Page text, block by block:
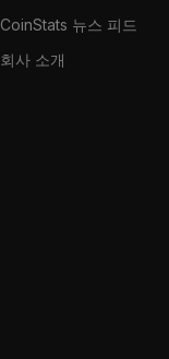
CoinStats 뉴스 피드
회사 소개